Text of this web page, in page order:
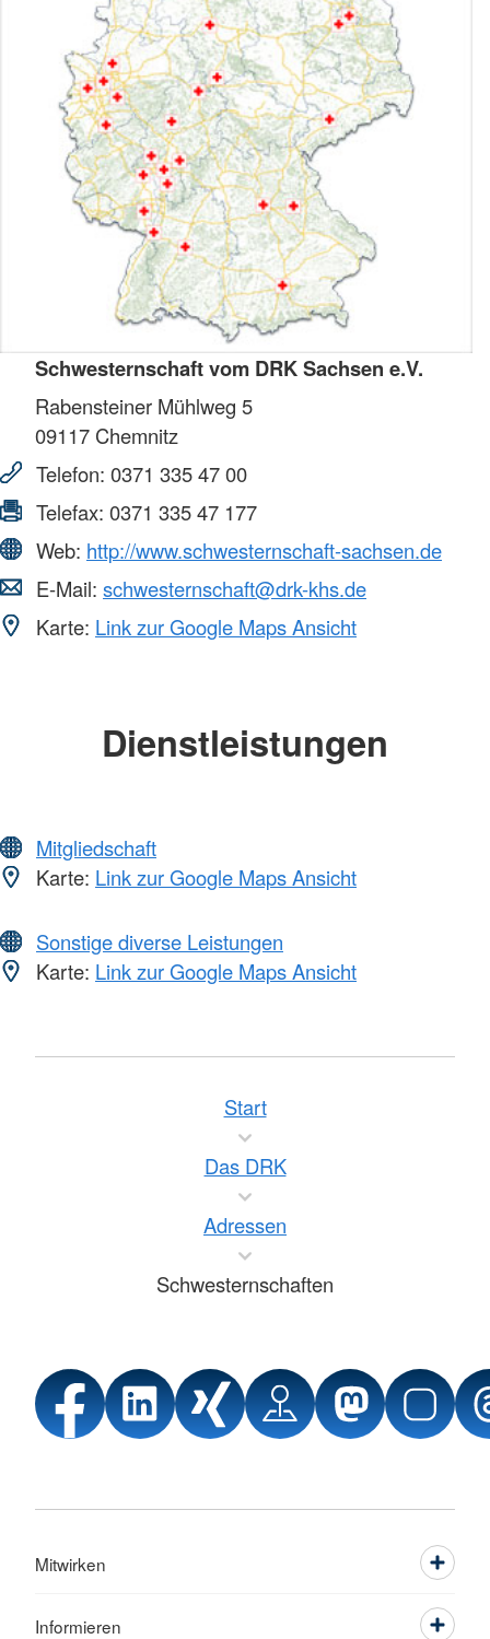
Schwesternschaft vom DRK Sachsen e.V.
Rabensteiner Mühlweg 5
09117 Chemnitz
Telefon: 0371 335 47 00
Telefax: 0371 335 47 177
Web: http://www.schwesternschaft-sachsen.de
E-Mail: schwesternschaft@drk-khs.de
Karte: Link zur Google Maps Ansicht
Dienstleistungen
Mitgliedschaft
Karte: Link zur Google Maps Ansicht
Sonstige diverse Leistungen
Karte: Link zur Google Maps Ansicht
Start
Das DRK
Adressen
Schwesternschaften
Mitwirken
Informieren